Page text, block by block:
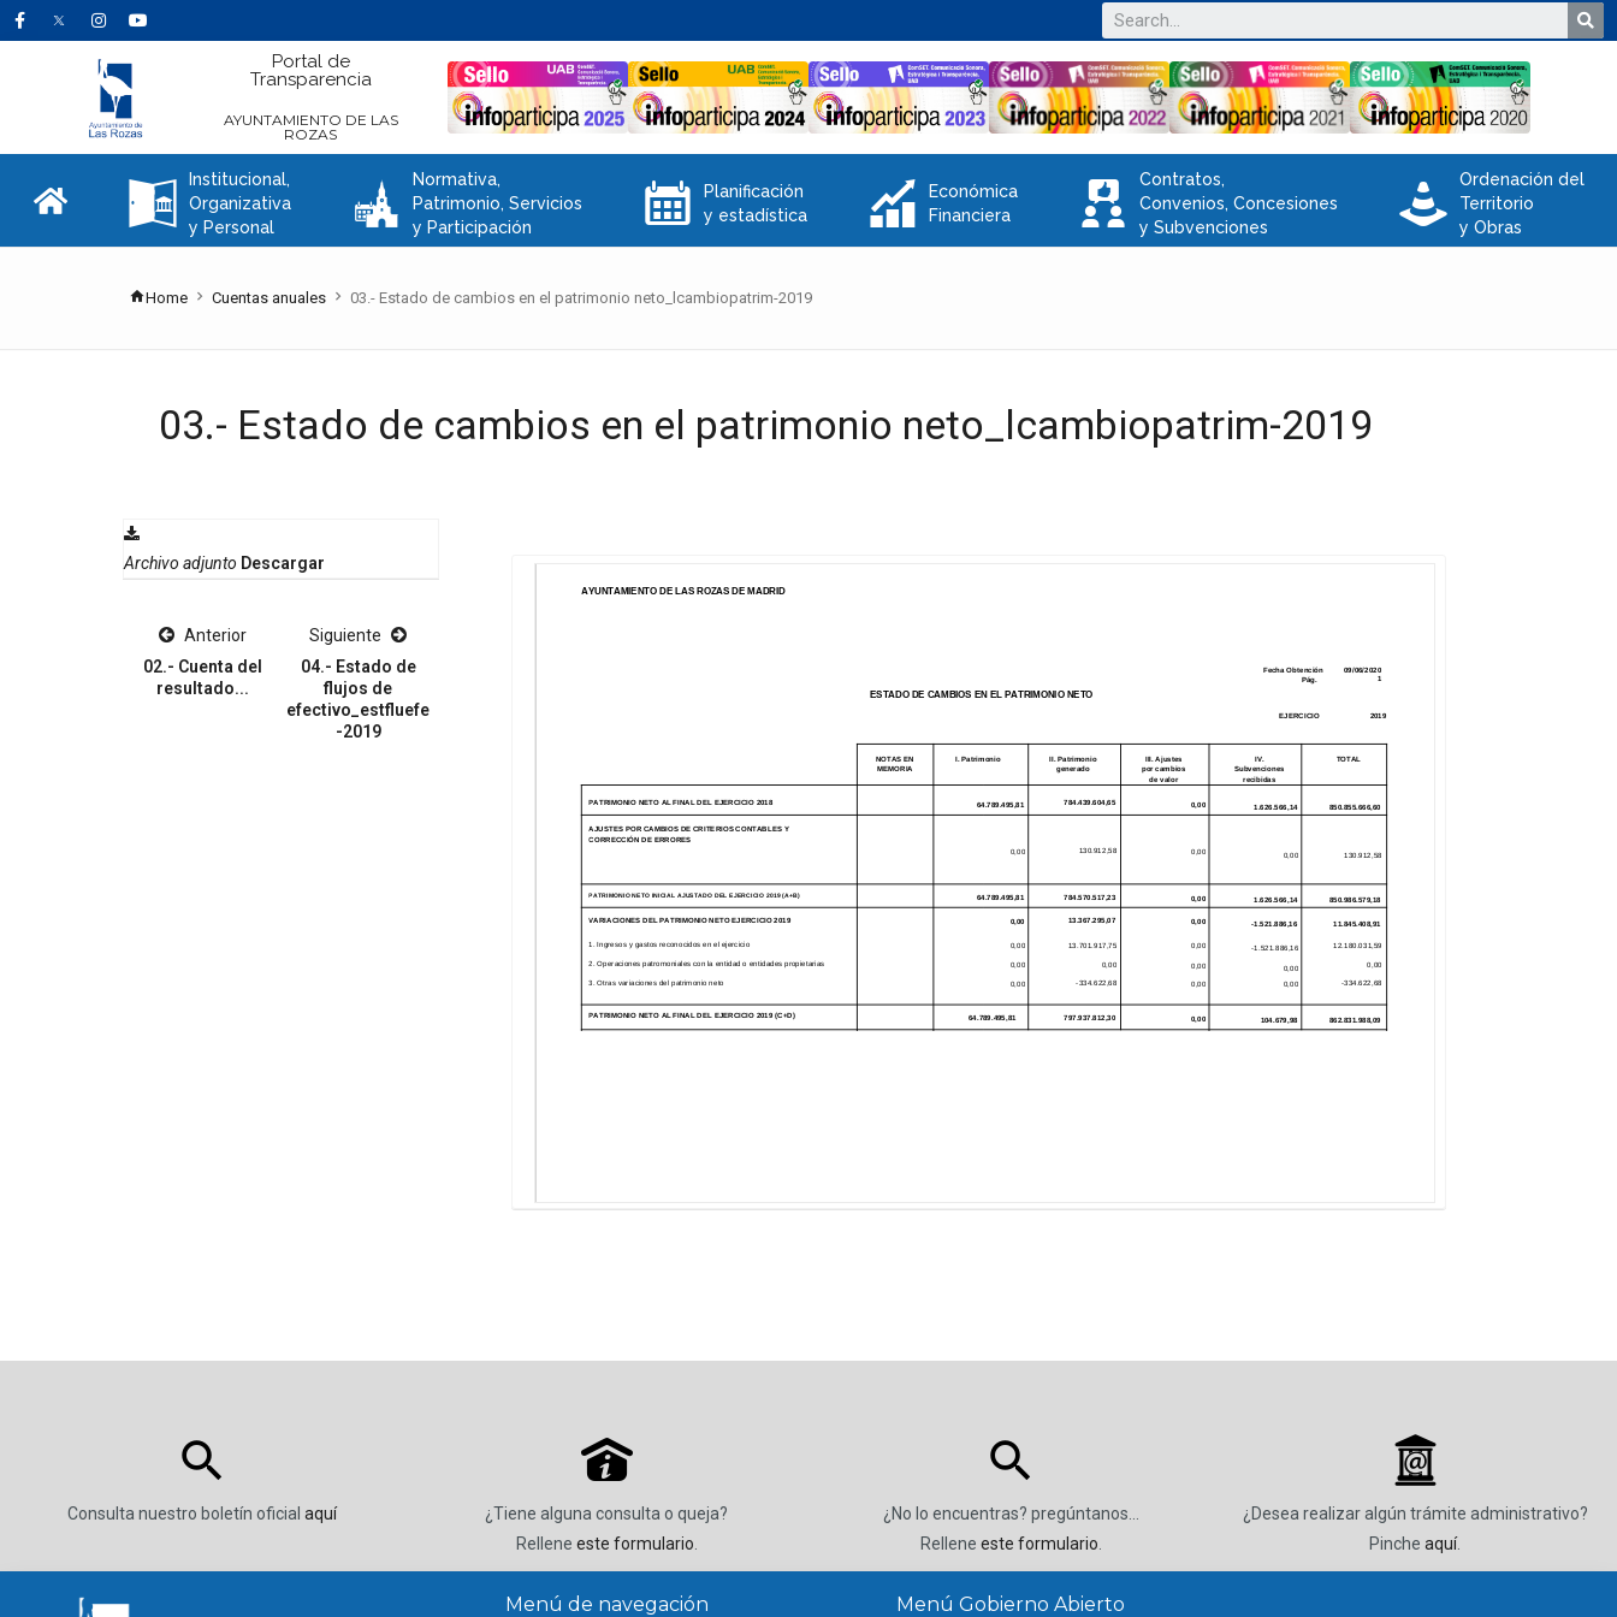
Portal de
Transparencia
AYUNTAMIENTO DE LAS
ROZAS
A
Institucional,
Organizativa
y Personal
C
Normativa,
Patrimonio, Servicios
y Participación
E
Planificación
y estadística
Q
Económica
Financiera
V
Contratos,
Convenios, Concesiones
y Subvenciones
e
Ordenación del
Territorio
y Obras
Home Cuentas anuales 03.- Estado de cambios en el patrimonio neto_lcambiopatrim-2019
03.- Estado de cambios en el patrimonio neto_lcambiopatrim-2019
Archivo adjunto Descargar
Anterior
02.- Cuenta del
resultado...
Siguiente
04.- Estado de
flujos de
efectivo_estfluefe
-2019
Consulta nuestro boletín oficial aquí
P
¿Tiene alguna consulta o queja?
Rellene este formulario.
¿No lo encuentras? pregúntanos…
Rellene este formulario.
_
¿Desea realizar algún trámite administrativo?
Pinche aquí.
Menú de navegación Menú Gobierno Abierto